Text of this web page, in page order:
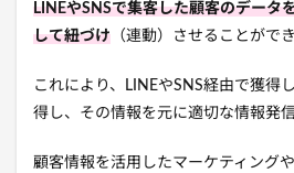
LINEやSNSで集客した顧客のデータ
して紐づけ （連動）させることができ
これにより、LINEやSNS経由で獲得
得し、その情報を元に適切な情報発
顧客情報を活用したマーケティング